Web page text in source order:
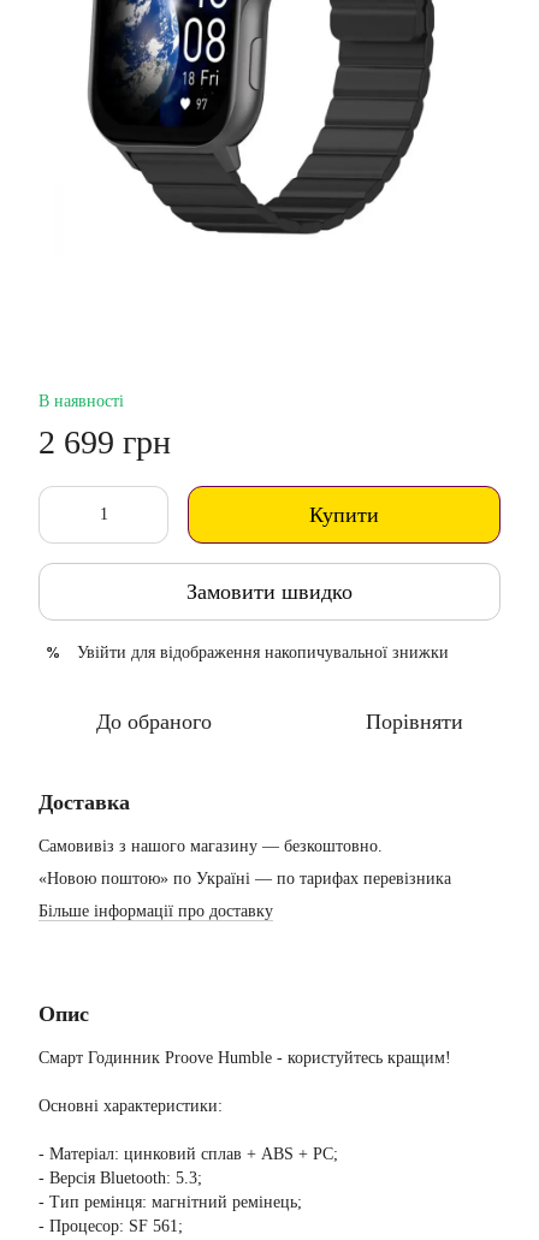
В наявності
2 699 грн
Купити
Замовити швидко
% Увійти для відображення накопичувальної знижки
До обраного Порівняти
Доставка
Самовивіз з нашого магазину — безкоштовно.
«Новою поштою» по Україні — по тарифах перевізника
Більше інформації про доставку
Опис
Смарт Годинник Proove Humble - користуйтесь кращим!
Основні характеристики:
- Матеріал: цинковий сплав + ABS + PC;
- Версія Bluetooth: 5.3;
- Тип ремінця: магнітний ремінець;
- Процесор: SF 561;